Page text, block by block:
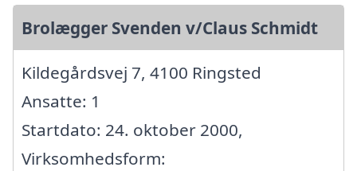
Brolægger Svenden v/Claus Schmidt
Kildegårdsvej 7, 4100 Ringsted
Ansatte: 1
Startdato: 24. oktober 2000,
Virksomhedsform: